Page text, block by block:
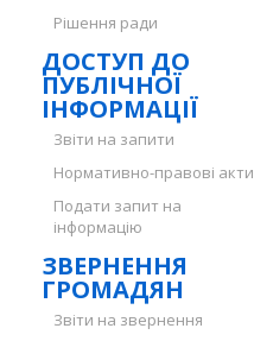
Рішення ради
ДОСТУП ДО
ПУБЛІЧНОЇ
ІНФОРМАЦІЇ
Звіти на запити
Нормативно-правові акти
Подати запит на
інформацію
ЗВЕРНЕННЯ
ГРОМАДЯН
Звіти на звернення